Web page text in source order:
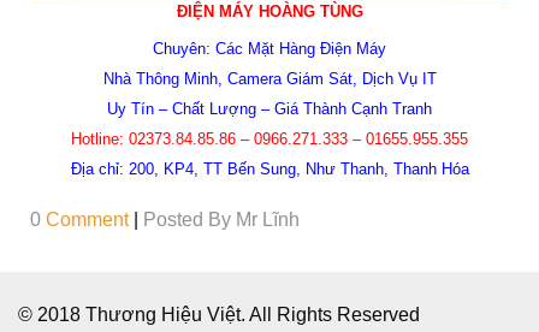
ĐIỆN MÁY HOÀNG TÙNG
Chuyên: Các Mặt Hàng Điện Máy
Nhà Thông Minh, Camera Giám Sát,
Dịch Vụ IT
Uy Tín – Chất Lượng – Giá Thành Cạnh Tranh
Hotline: 02373.84.85.86 – 0966.271.333 – 01655.955.355
Địa chỉ: 200, KP4, TT Bến Sung, Như Thanh, Thanh Hóa
0 Comment Posted By Mr Lĩnh
© 2018 Thương Hiệu Việt. All Rights Reserved